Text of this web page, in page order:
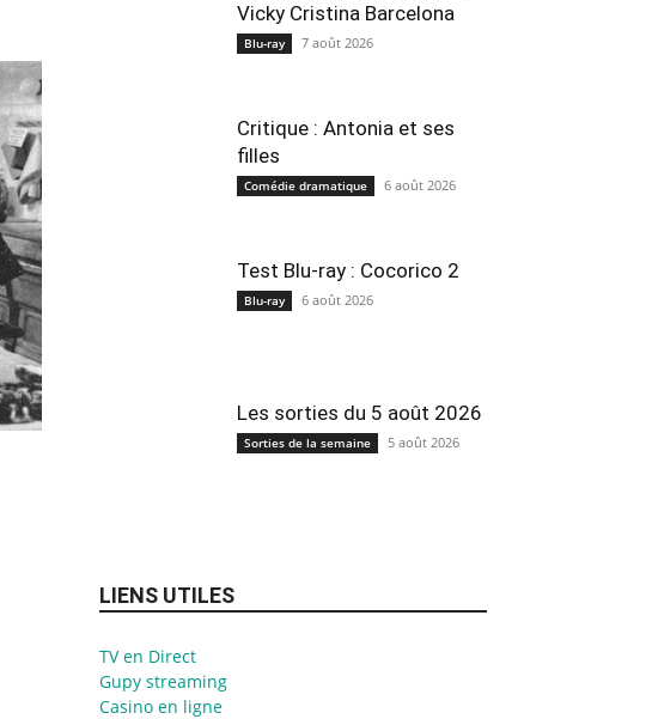
Vicky Cristina Barcelona
Blu-ray 7 août 2026
Critique : Antonia et ses
filles
Comédie dramatique 6 août 2026
Test Blu-ray : Cocorico 2
Blu-ray 6 août 2026
Les sorties du 5 août 2026
Sorties de la semaine 5 août 2026
LIENS UTILES
TV en Direct
Gupy streaming
Casino en ligne